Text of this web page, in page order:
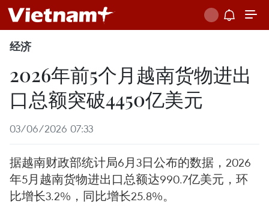
经济
2026年前5个月越南货物进出
口总额突破4450亿美元
03/06/2026 07:33
据越南财政部统计局6月3日公布的数据，2026
年5月越南货物进出口总额达990.7亿美元，环
比增长3.2%，同比增长25.8%。